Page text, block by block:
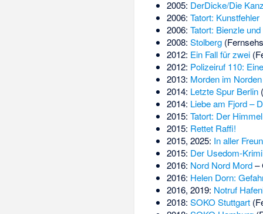
2005: DerDicke/Die
2006: Tatort: Kunstfehler
2006: Tatort: Bienzle
2008: Stolberg
2012: Ein Fall für zwei
2012: Polizeiruf 110:
2013: Morden im Norden
2014: Letzte Spur Berlin
2014: Liebe am Fjord –
2015: Tatort: Der
2015: Rettet Raffi!
2015, 2025: In aller
2015: Der Usedom-
2016: Nord Nord Mord–
2016: Helen Dorn:
2016, 2019: Notruf
2018: SOKO Stuttgart